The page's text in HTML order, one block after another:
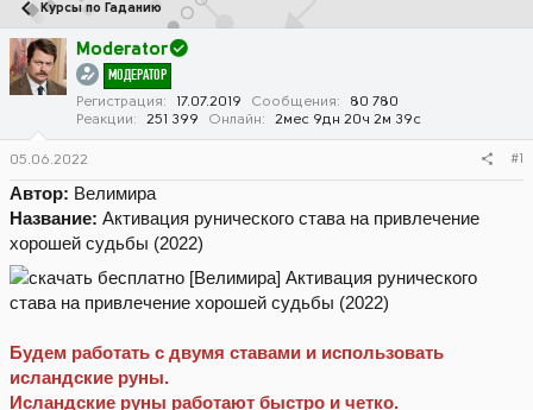
о
р
т
е
а
а
ч
а
л
а
Курсы по Гаданию
Moderator
МОДЕРАТОР
Регистрация 17.07.2019 Сообщения
80 780
Реакции
251 399 Онлайн 2мес 9дн 20ч 2м 39с
05.06.2022 #1
Автор: Велимира
Название: Активация рунического става на привлечение
хорошей судьбы (2022)
Будем работать с двумя ставами и использовать
исландские руны.
Исландские руны работают быстро и четко.